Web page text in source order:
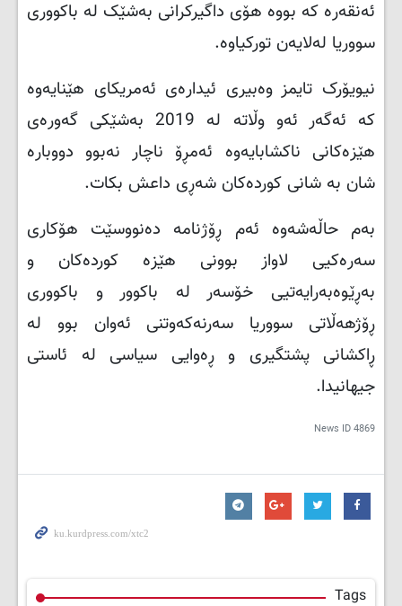
ئەنقەرە کە بووە هۆی داگیرکرانی بەشێک لە باکووری
سووریا لەلایەن تورکیاوە.
نیویۆرک تایمز وەبیری ئیدارەی ئەمریکای هێنایەوە
کە ئەگەر ئەو وڵاتە لە 2019 بەشێکی گەورەی
هێزەکانی ناکشابایەوە ئەمڕۆ ناچار نەبوو دووبارە
شان بە شانی کوردەکان شەڕی داعش بکات.
بەم حاڵەشەوە ئەم ڕۆژنامە دەنووسێت هۆکاری
سەرەکیی لاواز بوونی هێزە کوردەکان و
بەڕێوەبەرایەتیی خۆسەر لە باکوور و باکووری
ڕۆژهەڵاتی سووریا سەرنەکەوتنی ئەوان بوو لە
ڕاکشانی پشتگیری و ڕەوایی سیاسی لە ئاستی
جیهانیدا.
News ID4869
Tags